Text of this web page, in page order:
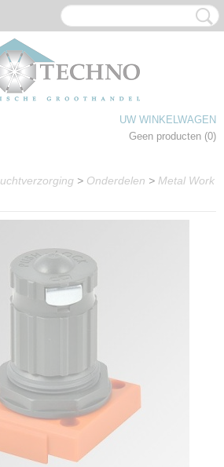
UW WINKELWAGEN
Geen producten (0)
> Onderdelen > Metal Work